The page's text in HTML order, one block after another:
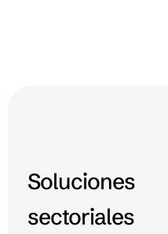
Soluciones
sectoriales